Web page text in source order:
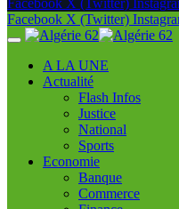
Facebook X (Twitter)
Facebook X (Twitter)
A LA UNE
Actualité
Flash Infos
Justice
National
Sports
Economie
Banque
Commerce